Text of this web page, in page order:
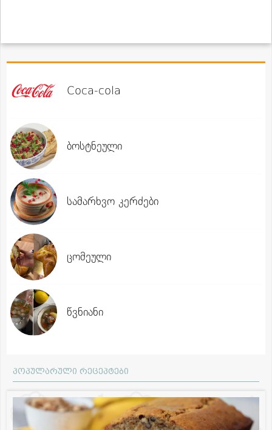
Coca-cola
ბოსტნეული
სამარხვო კერძები
ცომეული
წვნიანი
პოპულარული რეცეპტები